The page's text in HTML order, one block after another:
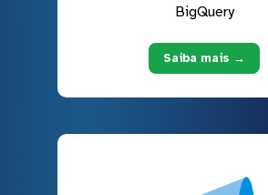
BigQuery
Saiba mais →